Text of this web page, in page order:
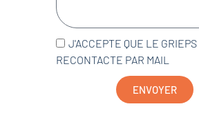
J'ACCEPTE QUE LE GRIEPS
RECONTACTE PAR MAIL
ENVOYER